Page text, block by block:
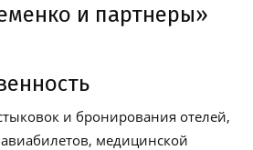
и партнеры»
и бронирования отелей,
медицинской